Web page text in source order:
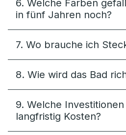
6. Welche Farben
in fünf Jahren noch?
7. Wo brauche ich
8. Wie wird das Bad
9. Welche
langfristig Kosten?